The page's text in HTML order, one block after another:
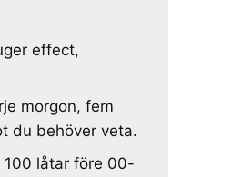
effect,
morgon, fem
du behöver veta.
100 låtar före 00-